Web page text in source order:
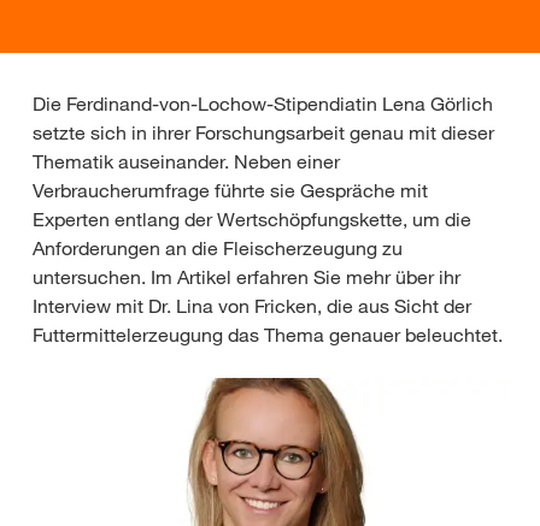
Die Ferdinand-von-Lochow-Stipendiatin Lena Görlich
setzte sich in ihrer Forschungsarbeit genau mit dieser
Thematik auseinander. Neben einer
Verbraucherumfrage führte sie Gespräche mit
Experten entlang der Wertschöpfungskette, um die
Anforderungen an die Fleischerzeugung zu
untersuchen. Im Artikel erfahren Sie mehr über ihr
Interview mit Dr. Lina von Fricken, die aus Sicht der
Futtermittelerzeugung das Thema genauer beleuchtet.